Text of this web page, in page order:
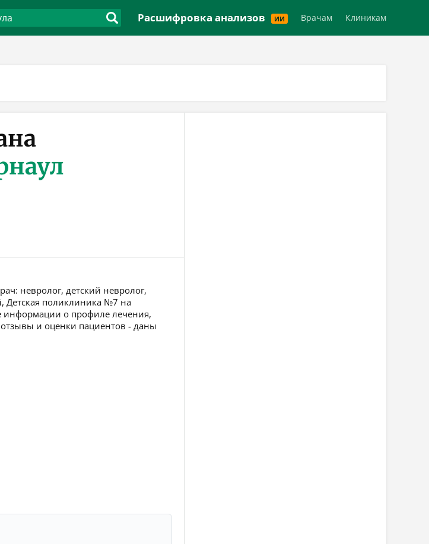
Расшифровка анализов ИИ Врачам Клиникам
невролог, детский невролог,
Детская поликлиника №7 на
о профиле лечения,
отзывы и оценки пациентов - даны